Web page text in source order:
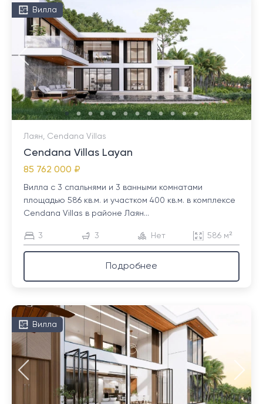
Вилла
Лаян, Cendana Villas
Cendana Villas Layan
85 762 000 ₽
Вилла с 3 спальнями и 3 ванными комнатами
площадью 586 кв.м. и участком 400 кв.м. в комплексе
Cendana Villas в районе Лаян...
3 3 Нет 586 м²
Подробнее
Вилла